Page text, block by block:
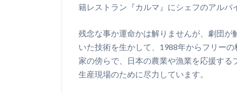
籍レストラン『カルマ』にシェフのアルバ
残念な事か運命かは解りませんが、劇団
いた技術を生かして、1988年からフリー
家の傍らで、日本の農業や漁業を応援す
生産現場のために尽力しています。